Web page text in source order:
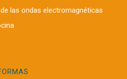
las ondas electromagnéticas